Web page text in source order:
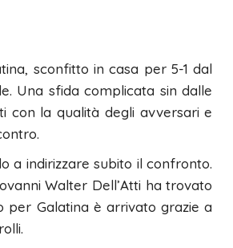
sconfitto in casa per 5-1 dal
Una sfida complicata sin dalle
con la qualità degli avversari e
a indirizzare subito il confronto.
Walter Dell’Atti ha trovato
per Galatina è arrivato grazie a